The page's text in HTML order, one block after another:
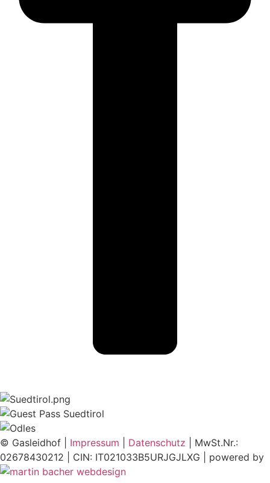
© Gasleidhof | Impressum Datenschutz
| MwSt.Nr.:
02678430212 | CIN: IT021033B5URJGJLXG | powered by